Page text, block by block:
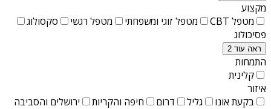
מקצוע
מטפל CBT
מטפל זוגי ומשפחתי מטפל רגשי
סקסולוג
פסיכולוג
ראה עוד 2
התמחות
קלינית
איזור
בקעת אונו
גליל דרום חיפה והקריות ירושלים והסביבה